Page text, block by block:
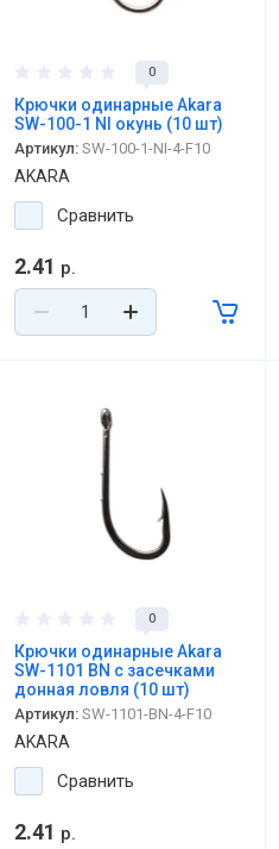
0
Крючки одинарные Akara
SW-100-1 NI окунь (10 шт)
Артикул: SW-100-1-NI-4-F10
AKARA
Сравнить
2.41 р.
0
Крючки одинарные Akara
SW-1101 BN с засечками
донная ловля (10 шт)
Артикул: SW-1101-BN-4-F10
AKARA
Сравнить
2.41 р.